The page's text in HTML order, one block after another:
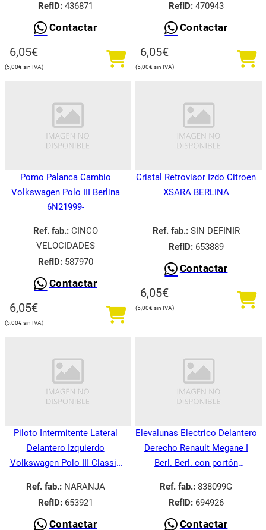
RefID:436871
Contactar
6,05€
5,00€
RefID:470943
Contactar
6,05€
5,00€
Pomo Palanca Cambio
Volkswagen Polo III Berlina
6N21999-
Ref. fab.:CINCO
VELOCIDADES
RefID:587970
Contactar
6,05€
5,00€
Cristal Retrovisor Izdo Citroen
XSARA BERLINA
Ref. fab.:SIN DEFINIR
RefID:653889
Contactar
6,05€
5,00€
Piloto Intermitente Lateral
Delantero Izquierdo
Volkswagen Polo III Classic
Ref. fab.:NARANJA
RefID:653921
Contactar
Elevalunas Electrico Delantero
Derecho Renault Megane I
Berl. Berl. con portón
Ref. fab.: 838099G
RefID:694926
Contactar